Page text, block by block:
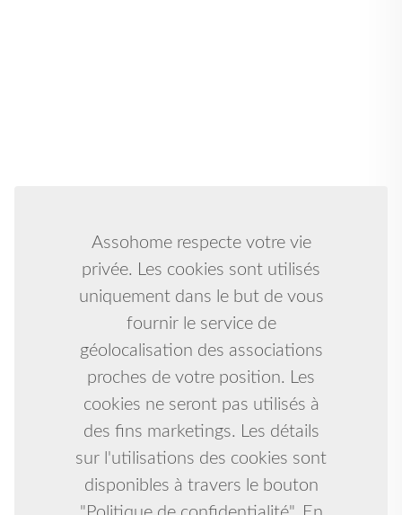
Assohome respecte votre vie
privée. Les cookies sont utilisés
uniquement dans le but de vous
fournir le service de
géolocalisation des associations
proches de votre position. Les
cookies ne seront pas utilisés à
des fins marketings. Les détails
sur l'utilisations des cookies sont
disponibles à travers le bouton